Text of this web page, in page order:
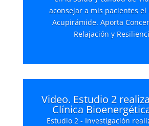
aconsejar a mis pacientes el
Acupirámide. Aporta
Relajación y
Video. Estudio 2
Clínica
Estudio 2 - Investigación